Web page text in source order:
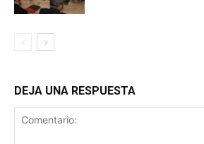
DEJA UNA RESPUESTA